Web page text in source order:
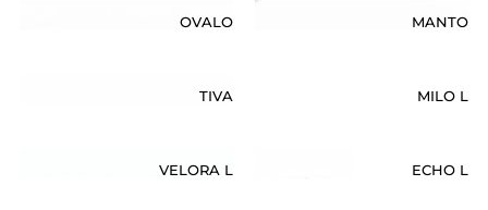
OVALO MANTO
TIVA MILO L
VELORA L ECHO L